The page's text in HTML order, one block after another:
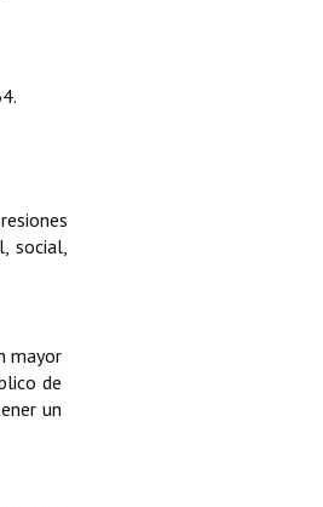
social,
mayor
de
un